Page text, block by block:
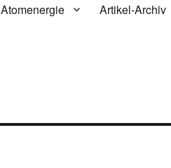
Atomenergie Artikel-Archiv